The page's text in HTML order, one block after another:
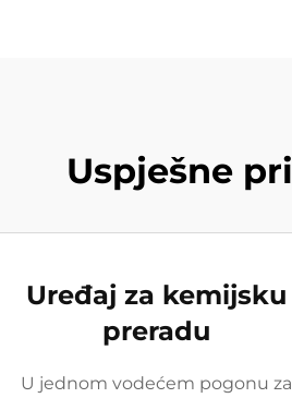
Uspješne
Uređaj za kemijsku
preradu
U jednom vodećem pogonu za